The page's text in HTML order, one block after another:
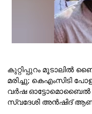
കുറ്റിപ്പുറം മൂടാലില്‍
മരിച്ചു; കെഎംസിടി
വര്‍ഷ ഓട്ടോമൊബൈല്‍
സ്വദേശി അന്‍ഷിദ് ആണ്